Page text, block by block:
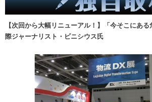
【次回から大幅リニューアル！】「今そこにあ
際ジャーナリスト・ビニシウス氏